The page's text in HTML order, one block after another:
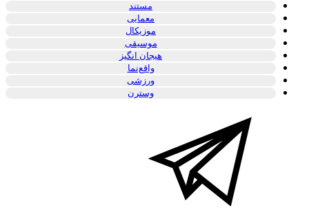
مستند
معمایی
موزیکال
موسیقی
هیجان انگیز
واقع‌نما
ورزشی
وسترن